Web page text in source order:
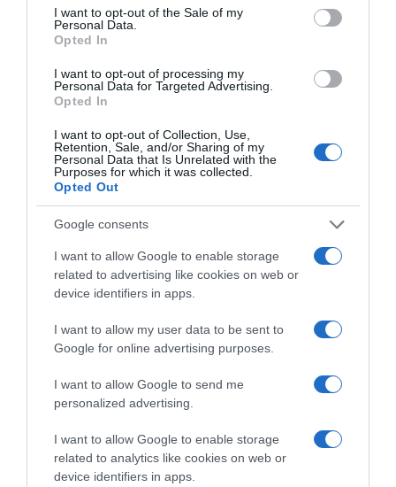
consent section.
I want to opt-out of the Sale of my
Personal Data.
Opted In
I want to opt-out of processing my
Personal Data for Targeted Advertising.
Opted In
I want to opt-out of Collection, Use,
Retention, Sale, and/or Sharing of my
Personal Data that Is Unrelated with the
Purposes for which it was collected.
Opted Out
Google consents
I want to allow Google to enable storage
related to advertising like cookies on web or
device identifiers in apps.
I want to allow my user data to be sent to
Google for online advertising purposes.
I want to allow Google to send me
personalized advertising.
I want to allow Google to enable storage
related to analytics like cookies on web or
device identifiers in apps.
Bocuse d'Or,magyarok ,legjobb tál
Korábbi bejegyzések
HASONLÓ BEJEGYZÉSEK
Hogyan keltsd fel a figyelmet a társkereső profiloddal?